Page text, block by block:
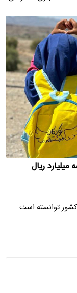
ریال
شعبه در سراسر کشور توانسته است